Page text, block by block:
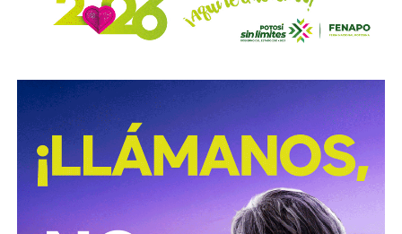
operativos forman parte delPlan Estratégico de
Procuración de Justicia 2026-2029, cuyo objetivo es
procesamiento ilegal de hidrocarburos.
Según la institución, el desmantelamiento de estos
centros clandestinos representa un golpe a las
estructuras logísticas y financieras dedicadas al mercado
ilícito de combustibles, una actividad que genera pérdidas
millonarias para el Estado y representa riesgos para la
infraestructura energética nacional.